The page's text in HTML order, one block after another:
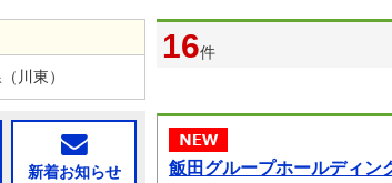
16件
飯田グループホール
川東）
新着お知らせ